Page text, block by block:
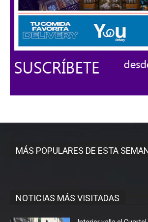
MÁS POPULARES DE ESTA
NOTICIAS MÁS VISITADAS